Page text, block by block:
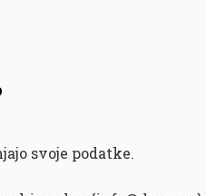
svoje podatke.